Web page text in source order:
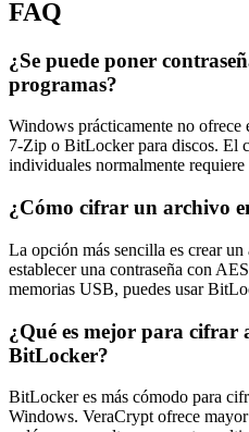
FAQ
¿Se puede poner
programas?
Windows prácticamente no ofrece
7-Zip o BitLocker para discos. El
individuales normalmente requiere
¿Cómo cifrar un archivo
La opción más sencilla es crear
establecer una contraseña con
memorias USB, puedes usar
¿Qué es mejor para cifrar
BitLocker?
BitLocker es más cómodo para
Windows. VeraCrypt ofrece